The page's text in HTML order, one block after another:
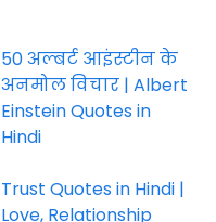
50 अल्बर्ट आइंस्टीन के
अनमोल विचार | Albert
Einstein Quotes in
Hindi
Trust Quotes in Hindi |
Love, Relationship